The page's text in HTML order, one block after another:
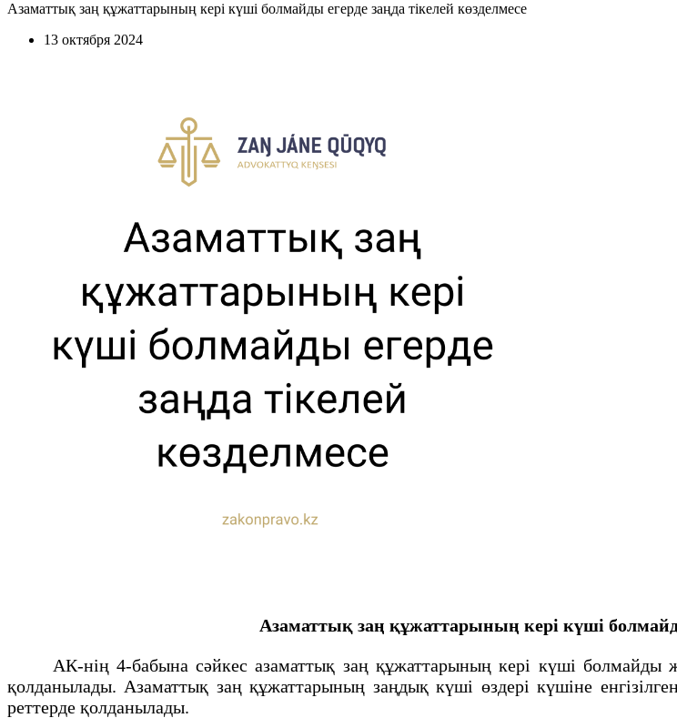
Азаматтық заң құжаттарының керi күшi болмайды егерде заңда тiкелей көзделмесе
13 октября 2024
Азаматтық заң құжаттарының керi күшi
АК-нің 4-бабына сәйкес азаматтық заң құжаттарының керi күшi болмайды
қолданылады. Азаматтық заң құжаттарының заңдық күшi өздерi күшiне
реттерде қолданылады.